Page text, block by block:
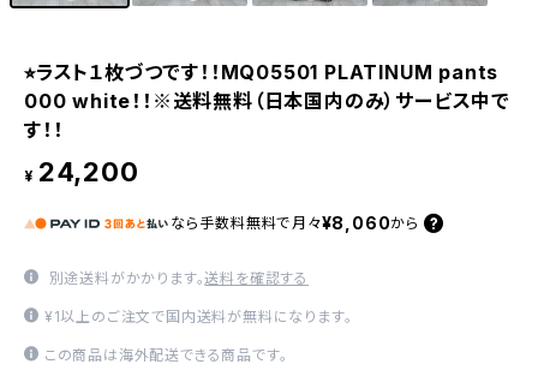
⭐︎ラスト１枚づつです！！MQ05501 PLATINUM pants
000 white！！※送料無料（日本国内のみ）サービス中で
す！！
¥ 24,200
なら 手数料無料で 月々¥8,060から
別途送料がかかります。送料を確認する
¥1以上のご注文で国内送料が無料になります。
この商品は海外配送できる商品です。